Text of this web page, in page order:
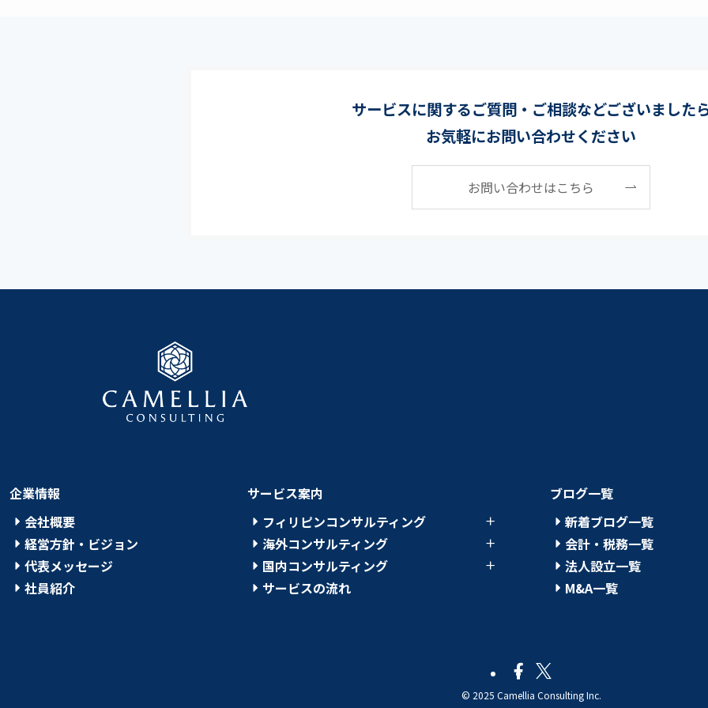
サービスに関するご質問・ ご相談などございました
お気軽にお問い合わせください
お問い合わせはこちら
企業情報
会社概要
経営方針・ビジョン
代表メッセージ
社員紹介
サービス案内
フィリピンコンサルティング
海外コンサルティング
国内コンサルティング
サービスの流れ
ブログ一覧
新着ブログ一覧
会計・税務一覧
法人設立一覧
M&A一覧
© 2025 Camellia Consulting Inc.